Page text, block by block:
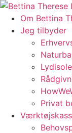
Videre
indhold
Om Bettina
Jeg tilbyder
Privat